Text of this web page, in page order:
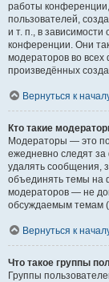
работы
пользователей,
и т. п., в
конференции. Они
модераторов во всех
произведённых
Вернуться к
Кто такие
Модераторы — это
ежедневно следят
удалять сообщения,
объединять темы на
модераторов — не
обсуждаемым темам
Вернуться к
Что такое группы
Группы